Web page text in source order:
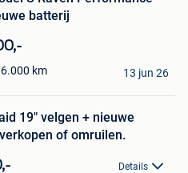
batterij
km 13 jun 26
19" velgen + nieuwe
of omruilen.
Details